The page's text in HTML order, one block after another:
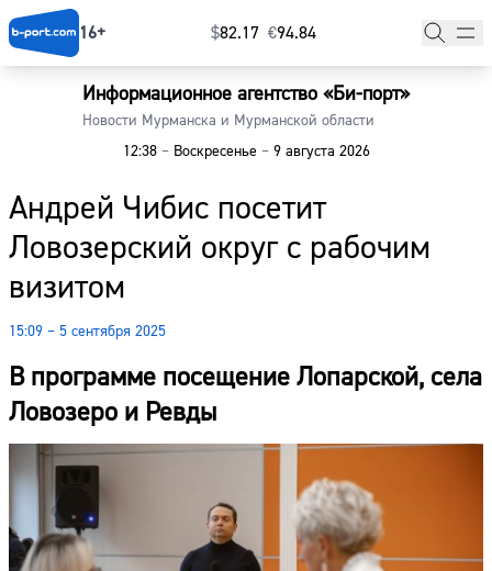
16+ $⁠82.17 €⁠94.84
Информационное агентство «Би-порт»
Новости Мурманска и Мурманской области
12:38 –Воскресенье –9 августа 2026
Андрей Чибис посетит
Ловозерский округ с рабочим
визитом
15:09 – 5 сентября 2025
В программе посещение Лопарской, села
Ловозеро и Ревды
Главная
Наши гости
Фоторепортажи
Погода
Курсы валют